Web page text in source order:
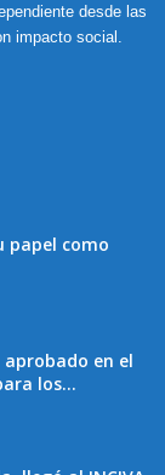
desde las
impacto social.
papel como
en el
los...